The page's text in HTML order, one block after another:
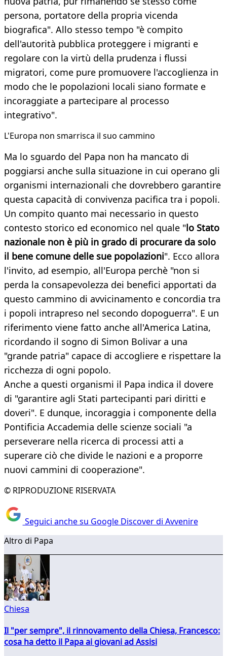
persona, portatore della propria vicenda
biografica". Allo stesso tempo "è compito
dell'autorità pubblica proteggere i migranti e
regolare con la virtù della prudenza i flussi
migratori, come pure promuovere l'accoglienza in
modo che le popolazioni locali siano formate e
incoraggiate a partecipare al processo
integrativo".
L'Europa non smarrisca il suo cammino
Ma lo sguardo del Papa non ha mancato di
poggiarsi anche sulla situazione in cui operano gli
organismi internazionali che dovrebbero garantire
questa capacità di convivenza pacifica tra i popoli.
Un compito quanto mai necessario in questo
contesto storico ed economico nel quale "lo Stato
nazionale non è più in grado di procurare da solo
il bene comune delle sue popolazioni". Ecco allora
l'invito, ad esempio, all'Europa perchè "non si
perda la consapevolezza dei benefici apportati da
questo cammino di avvicinamento e concordia tra
i popoli intrapreso nel secondo dopoguerra". E un
riferimento viene fatto anche all'America Latina,
ricordando il sogno di Simon Bolivar a una
"grande patria" capace di accogliere e rispettare la
ricchezza di ogni popolo.
Anche a questi organismi il Papa indica il dovere
di "garantire agli Stati partecipanti pari diritti e
doveri". E dunque, incoraggia i componente della
Pontificia Accademia delle scienze sociali "a
perseverare nella ricerca di processi atti a
superare ciò che divide le nazioni e a proporre
nuovi cammini di cooperazione".
© RIPRODUZIONE RISERVATA
Seguici anche su Google Discover di Avvenire
Altro di Papa
Chiesa
Il "per sempre", il rinnovamento della Chiesa, Francesco:
cosa ha detto il Papa ai giovani ad Assisi